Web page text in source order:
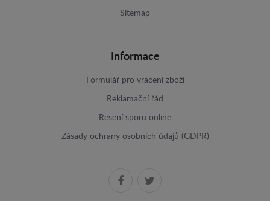
Sitemap
Informace
Formulář pro vrácení zboží
Reklamační řád
Resení sporu online
Zásady ochrany osobních údajů (GDPR)